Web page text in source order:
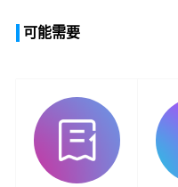
可能需要